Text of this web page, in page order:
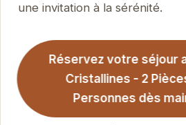
une invitation à la sérénité.
Réservez votre séjour
Cristallines - 2
Personnes dès